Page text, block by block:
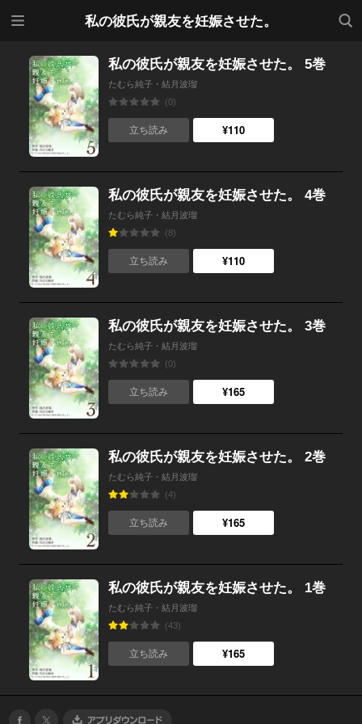
私の彼氏が親友を妊娠させた。
検索
私の彼氏が親友を妊娠させた。 5巻
たむら純子・結月波瑠
(0)
立ち読み ¥110
私の彼氏が親友を妊娠させた。 4巻
たむら純子・結月波瑠
(8)
立ち読み ¥110
私の彼氏が親友を妊娠させた。 3巻
たむら純子・結月波瑠
(0)
立ち読み ¥165
私の彼氏が親友を妊娠させた。 2巻
たむら純子・結月波瑠
(4)
立ち読み ¥165
私の彼氏が親友を妊娠させた。 1巻
たむら純子・結月波瑠
(43)
立ち読み ¥165